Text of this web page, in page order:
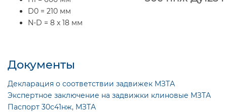
D0 = 210 мм
N-D = 8 x 18 мм
Документы
Декларация о соответствии задвижек МЗТА
Экспертное заключение на задвижки клиновые МЗТА
Паспорт 30с41нж, МЗТА